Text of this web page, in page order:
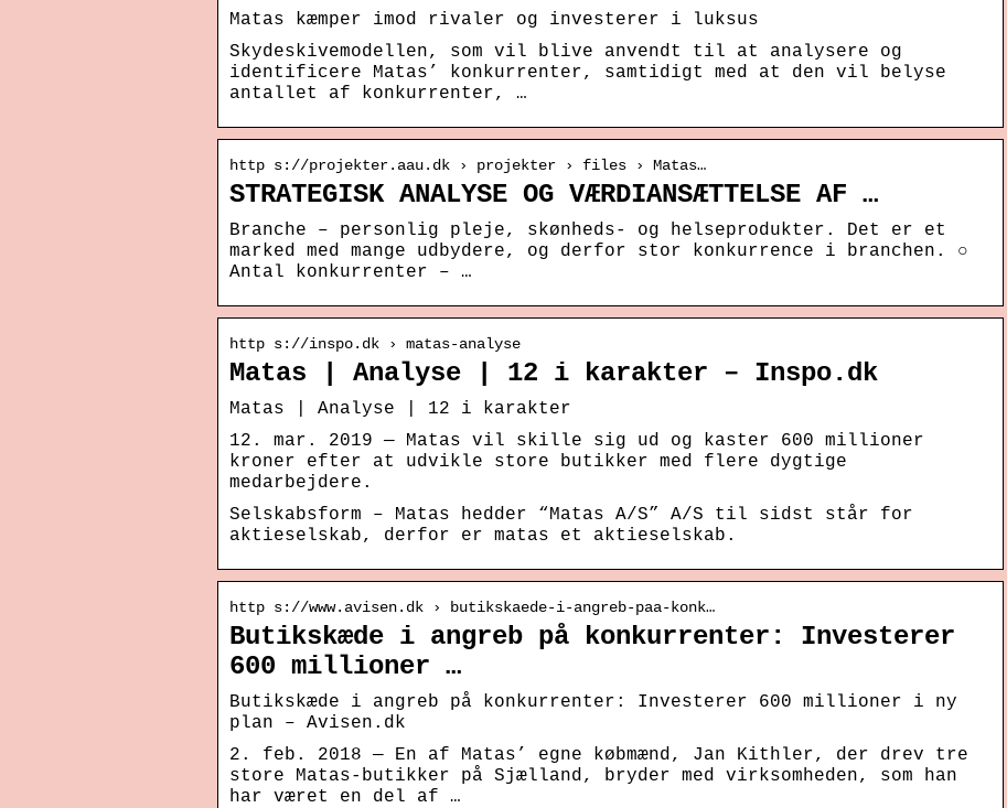
Matas kæmper imod rivaler og investerer i luksus
Skydeskivemodellen, som vil blive anvendt til at analysere og
identificere Matas’ konkurrenter, samtidigt med at den vil belyse
antallet af konkurrenter, …
http s://projekter.aau.dk › projekter › files › Matas…
STRATEGISK ANALYSE OG VÆRDIANSÆTTELSE AF …
Branche – personlig pleje, skønheds- og helseprodukter. Det er et
marked med mange udbydere, og derfor stor konkurrence i branchen. ○
Antal konkurrenter – …
http s://inspo.dk › matas-analyse
Matas | Analyse | 12 i karakter – Inspo.dk
Matas | Analyse | 12 i karakter
12. mar. 2019 — Matas vil skille sig ud og kaster 600 millioner
kroner efter at udvikle store butikker med flere dygtige
medarbejdere.
Selskabsform – Matas hedder “Matas A/S” A/S til sidst står for
aktieselskab, derfor er matas et aktieselskab.
http s://www.avisen.dk › butikskaede-i-angreb-paa-konk…
Butikskæde i angreb på konkurrenter: Investerer
600 millioner …
Butikskæde i angreb på konkurrenter: Investerer 600 millioner i ny
plan – Avisen.dk
2. feb. 2018 — En af Matas’ egne købmænd, Jan Kithler, der drev tre
store Matas-butikker på Sjælland, bryder med virksomheden, som han
har været en del af …